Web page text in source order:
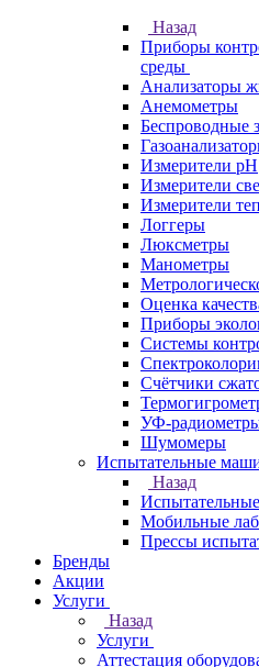
Назад
Приборы
среды
Анализаторы
Анемометры
Беспроводные
Измерители pH
Измерители
Измерители
Логгеры
Люксметры
Манометры
Оценка
Приборы
Системы
Счётчики
УФ-
Шумомеры
Испытательные
Назад
Мобильные
Прессы
Бренды
Акции
Услуги
Назад
Услуги
Аттестация